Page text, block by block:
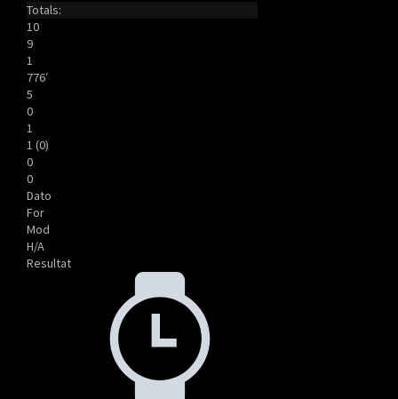
Totals:
10
9
1
776′
5
0
1
1 (0)
0
0
Dato
For
Mod
H/A
Resultat